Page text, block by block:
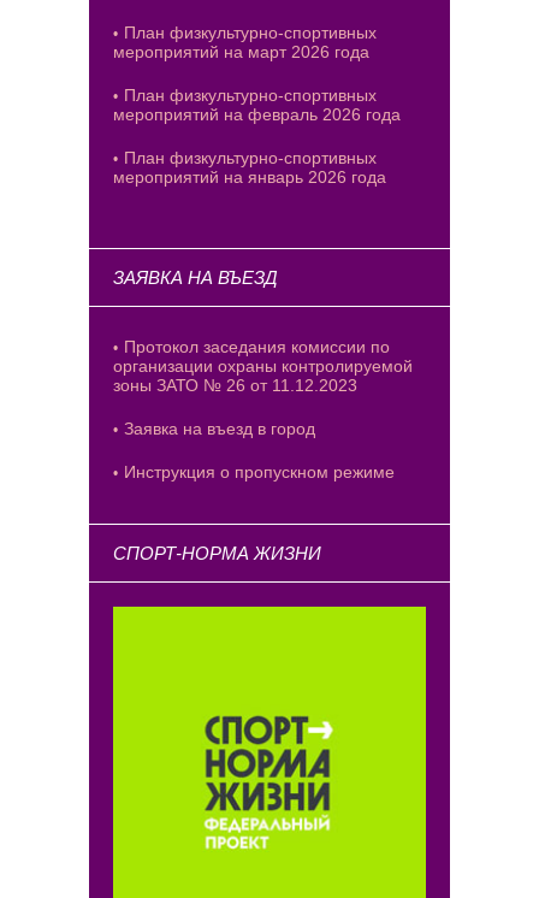
План физкультурно-спортивных
мероприятий на март 2026 года
План физкультурно-спортивных
мероприятий на февраль 2026 года
План физкультурно-спортивных
мероприятий на январь 2026 года
ЗАЯВКА НА ВЪЕЗД
Протокол заседания комиссии по
организации охраны контролируемой
зоны ЗАТО № 26 от 11.12.2023
Заявка на въезд в город
Инструкция о пропускном режиме
СПОРТ-НОРМА ЖИЗНИ